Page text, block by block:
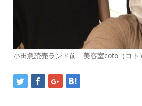
小田急読売ランド前 美容室coto（コト）